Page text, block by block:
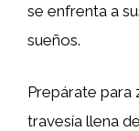
se enfrenta a
sueños.
Prepárate para
travesía llena